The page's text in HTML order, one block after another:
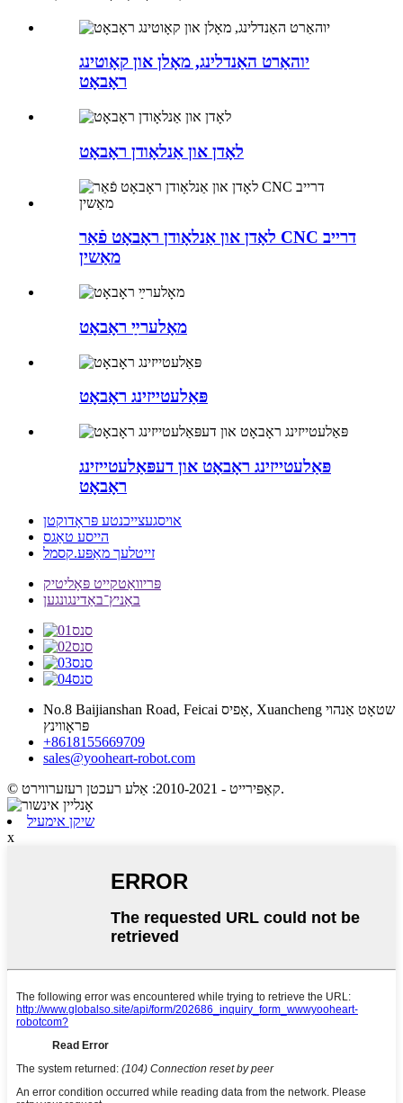
יוהאַרט האַנדלינג, מאָלן און קאָוטינג
ראָבאָט
לאָדן און אַנלאָודן ראָבאָט
לאָדן און אַנלאָודן ראָבאָט פֿאַר CNC דרייב
מאַשין
מאָלערײַ ראָבאָט
פּאַלעטייזינג ראָבאָט
פּאַלעטייזינג ראָבאָט און דעפּאַלעטייזינג
ראָבאָט
אויסגעצייכנטע פּראָדוקטן
הייסע טאַגס
זייטלעך מאַפּע.קסמל
פּריוואַטקייט פּאָליטיק
באַניץ־באַדינגונגען
No.8 Baijianshan Road, Feicai אָפיס, Xuancheng שטאָט אַנהוי
פּראָווינץ
+8618155669709
sales@yooheart-robot.com
© קאַפּירייט - 2010-2021: אַלע רעכטן רעזערווירט.
שיקן אימעיל
x